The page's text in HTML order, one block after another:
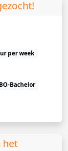
per week
Bachelor
het